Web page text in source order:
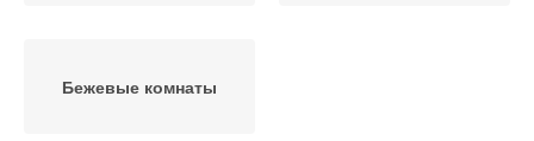
Бежевые комнаты